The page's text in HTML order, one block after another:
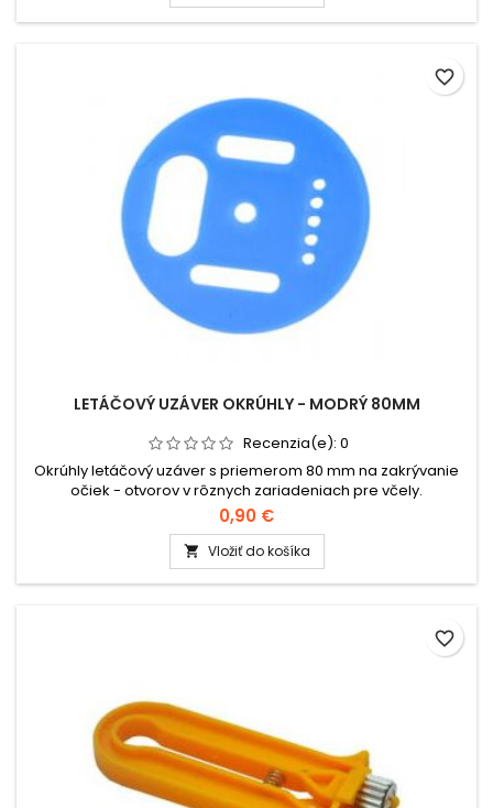
LETÁČOVÝ UZÁVER OKRÚHLY - MODRÝ 80MM
Recenzia(e): 0
Okrúhly letáčový uzáver s priemerom 80 mm na zakrývanie
očiek - otvorov v rôznych zariadeniach pre včely.
0,90 €
 Vložiť do košíka
favorite_border
favorite_border